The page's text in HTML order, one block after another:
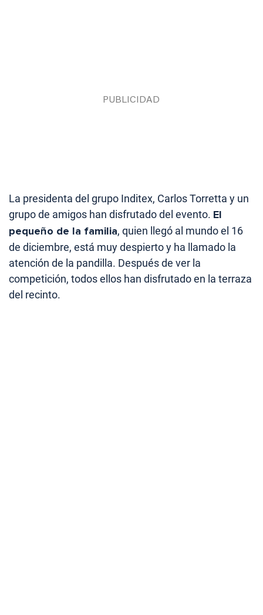
La presidenta del grupo Inditex, Carlos Torretta y un
grupo de amigos han disfrutado del evento. El
pequeño de la familia, quien llegó al mundo el 16
de diciembre, está muy despierto y ha llamado la
atención de la pandilla. Después de ver la
competición, todos ellos han disfrutado en la terraza
del recinto.